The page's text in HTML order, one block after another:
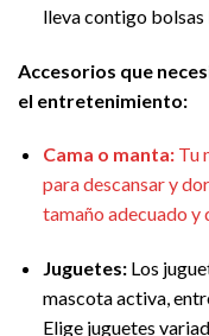
lleva contigo
Accesorios que
el entretenimiento:
Cama o manta:Tu
para descansar y
tamaño adecuado y
Juguetes:Los
mascota activa,
Elige juguetes